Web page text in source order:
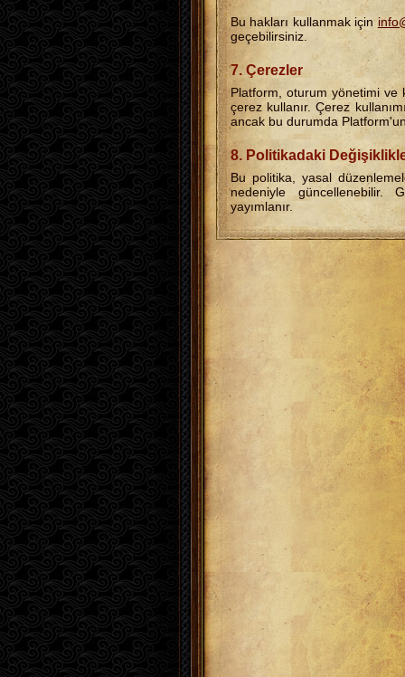
Bu hakları kullanmak için
geçebilirsiniz.
7. Çerezler
Platform, oturum yönetimi ve
çerez kullanır. Çerez
ancak bu durumda
8. Politikadaki
Bu politika, yasal
nedeniyle
yayımlanır.